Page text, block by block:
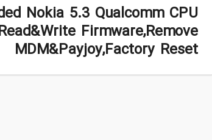
Nokia 5.3 Qualcomm CPU
Firmware,Remove
MDM&Payjoy,Factory Reset